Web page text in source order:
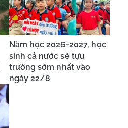
Năm học 2026-2027, học
sinh cả nước sẽ tựu
trường sớm nhất vào
ngày 22/8